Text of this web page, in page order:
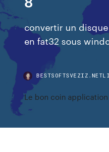
convertir un
en fat32 sous
Le bon coin